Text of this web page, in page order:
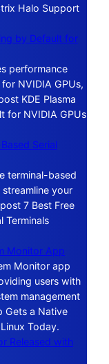
Halo Support
by Default for
performance
NVIDIA GPUs,
KDE Plasma
for NVIDIA GPUs
Serial
terminal-based
your
7 Best Free
Terminals
Monitor App
Monitor app
users with
management
Gets a Native
Today.
Released with